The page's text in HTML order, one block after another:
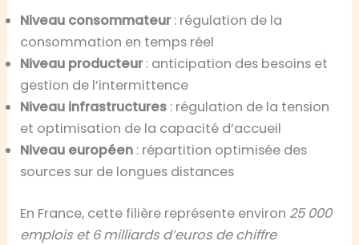
Niveau consommateur : régulation de la
consommation en temps réel
Niveau producteur : anticipation des besoins et
gestion de l’intermittence
Niveau infrastructures : régulation de la tension
et optimisation de la capacité d’accueil
Niveau européen : répartition optimisée des
sources sur de longues distances
En France, cette filière représente environ 25 000
emplois et 6 milliards d’euros de chiffre